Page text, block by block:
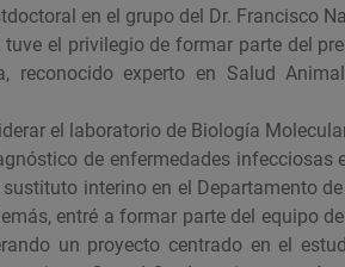
en el grupo del Dr. Francisco
tuve el privilegio de formar parte del
reconocido experto en Salud
el laboratorio de Biología
de enfermedades infecciosas
interino en el Departamento
entré a formar parte del equipo
un proyecto centrado en el